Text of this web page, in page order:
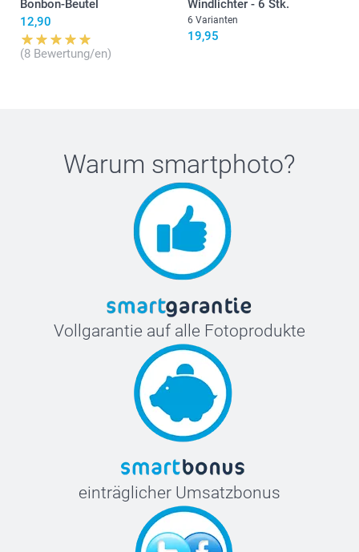
Bonbon-Beutel
12,90
(8 Bewertung/en)
Windlichter - 6 Stk.
6 Varianten
19,95
Warum smartphoto?
Vollgarantie auf alle Fotoprodukte
einträglicher Umsatzbonus